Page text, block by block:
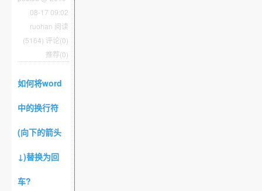
08-17 09:02
ruohan 阅读
(5164) 评论(0)
推荐(0)
如何将word
中的换行符
(向下的箭头
↓)替换为回
车?